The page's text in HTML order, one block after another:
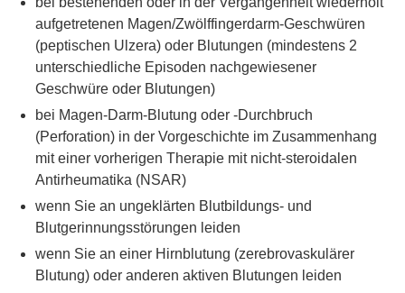
aufgetretenen Magen/Zwölffingerdarm-Geschwüren
(peptischen Ulzera) oder Blutungen (mindestens 2
unterschiedliche Episoden nachgewiesener
Geschwüre oder Blutungen)
bei Magen-Darm-Blutung oder -Durchbruch
(Perforation) in der Vorgeschichte im Zusammenhang
mit einer vorherigen Therapie mit nicht-steroidalen
Antirheumatika (NSAR)
wenn Sie an ungeklärten Blutbildungs- und
Blutgerinnungsstörungen leiden
wenn Sie an einer Hirnblutung (zerebrovaskulärer
Blutung) oder anderen aktiven Blutungen leiden